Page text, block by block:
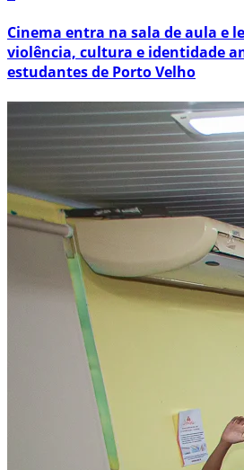
Cinema entra na sala de aula e
violência, cultura e identidade
estudantes de Porto Velho